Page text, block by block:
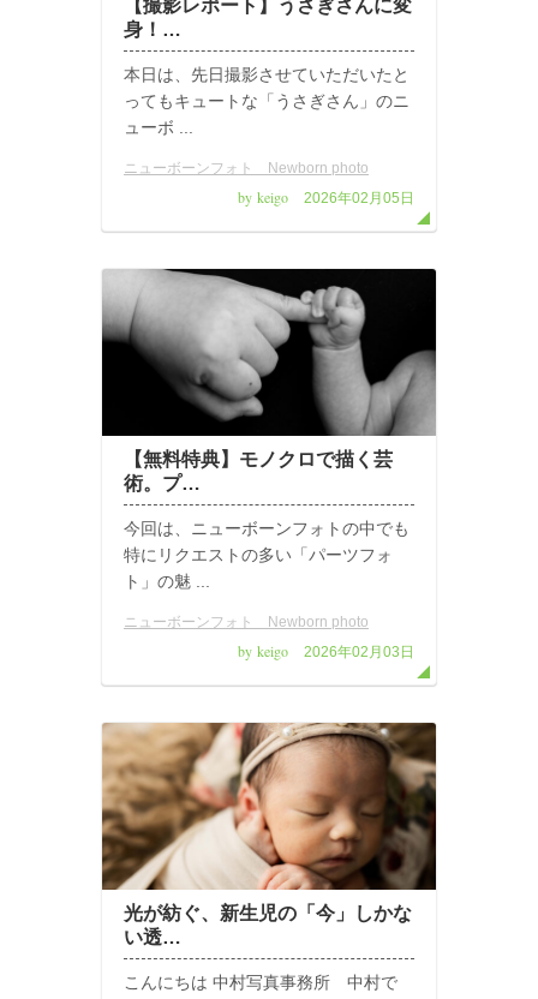
【撮影レポート】うさぎさんに変
身！…
本日は、先日撮影させていただいたと
ってもキュートな「うさぎさん」のニ
ューボ ...
ニューボーンフォト Newborn photo
by keigo 2026年02月05日
【無料特典】モノクロで描く芸
術。プ…
今回は、ニューボーンフォトの中でも
特にリクエストの多い「パーツフォ
ト」の魅 ...
ニューボーンフォト Newborn photo
by keigo 2026年02月03日
光が紡ぐ、新生児の「今」しかな
い透…
こんにちは 中村写真事務所 中村で